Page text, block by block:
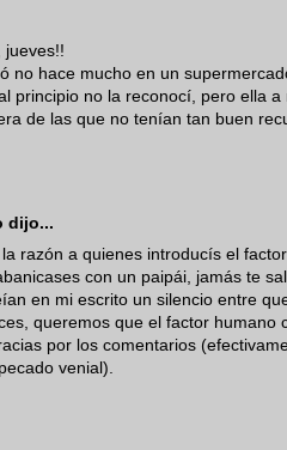
jueves!!
no hace mucho en un
principio no la reconocí, pero ella
de las que no tenían tan buen
dijo...
razón a quienes introducís el
con un paipái, jamás te
en mi escrito un silencio entre
queremos que el factor humano
por los comentarios
venial).